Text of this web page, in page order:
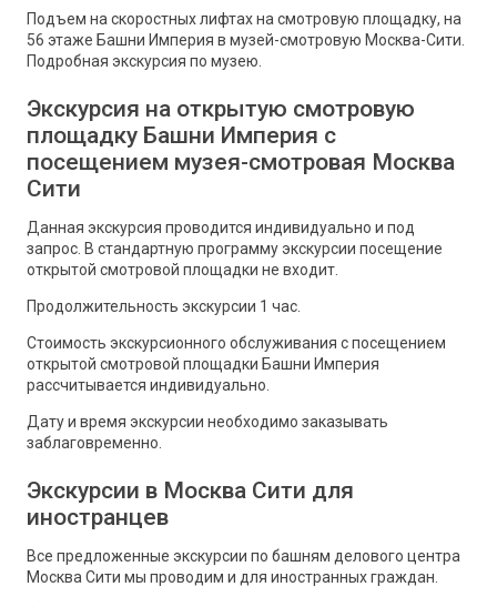
Подъем на скоростных лифтах на смотровую площадку, на
56 этаже Башни Империя в музей-смотровую Москва-Сити.
Подробная экскурсия по музею.
Экскурсия на открытую смотровую
площадку Башни Империя с
посещением музея-смотровая Москва
Сити
Данная экскурсия проводится индивидуально и под
запрос. В стандартную программу экскурсии посещение
открытой смотровой площадки не входит.
Продолжительность экскурсии 1 час.
Стоимость экскурсионного обслуживания с посещением
открытой смотровой площадки Башни Империя
рассчитывается индивидуально.
Дату и время экскурсии необходимо заказывать
заблаговременно.
Экскурсии в Москва Сити для
иностранцев
Все предложенные экскурсии по башням делового центра
Москва Сити мы проводим и для иностранных граждан.